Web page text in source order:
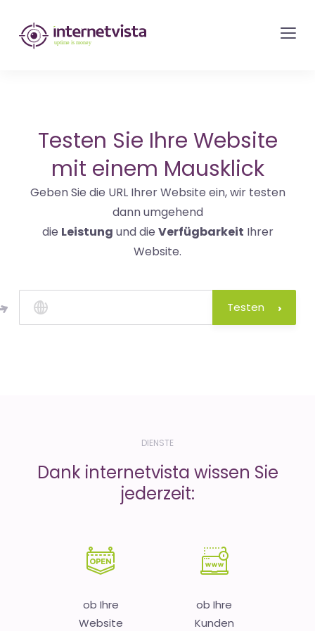
internetvista
Monitoring
Websites
und
Internet-
Diensten
Uptime
Testen Sie Ihre Website
mit einem Mausklick
Geben Sie die URL Ihrer Website ein, wir testen
dann umgehend
die Leistung und die Verfügbarkeit Ihrer
Website.
Testen
DIENSTE
Dank internetvista wissen Sie
jederzeit:
ob Ihre
Website
ob Ihre
Kunden